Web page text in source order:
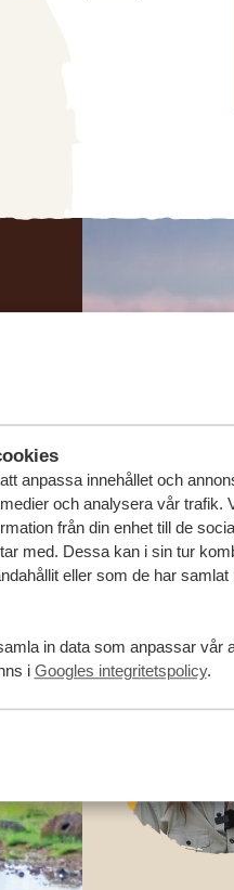
anpassa innehållet och
och analysera vår trafik.
från din enhet till de
med. Dessa kan i sin tur
eller som de har samlat
in data som anpassar vår
i Googles integritetspolicy.